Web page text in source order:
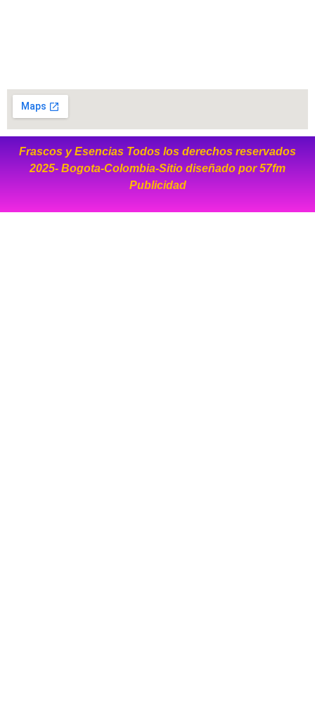
Frascos y Esencias Todos los derechos reservados
2025- Bogota-Colombia-Sitio diseñado por57fm
Publicidad